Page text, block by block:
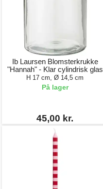
Ib Laursen Blomsterkrukke
"Hannah" - Klar cylindrisk glas
H 17 cm, Ø 14,5 cm
På lager
45,00 kr.